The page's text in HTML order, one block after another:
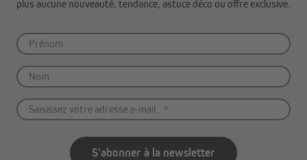
plus aucune nouveauté, tendance, astuce déco ou offre exclusive.
S'abonner à la newsletter